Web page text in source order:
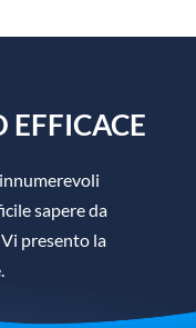
EFFICACE
sapere da
presento la